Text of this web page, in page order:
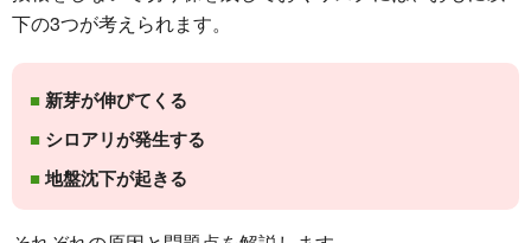
下の3つが考えられます。
新芽が伸びてくる
シロアリが発生する
地盤沈下が起きる